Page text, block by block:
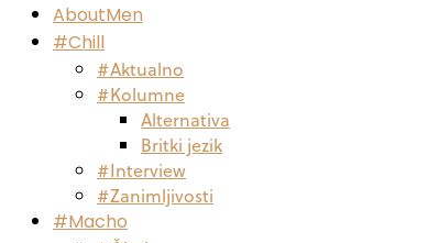
AboutMen
#Chill
#Aktualno
#Kolumne
Alternativa
Britki jezik
#Interview
#Zanimljivosti
#Macho